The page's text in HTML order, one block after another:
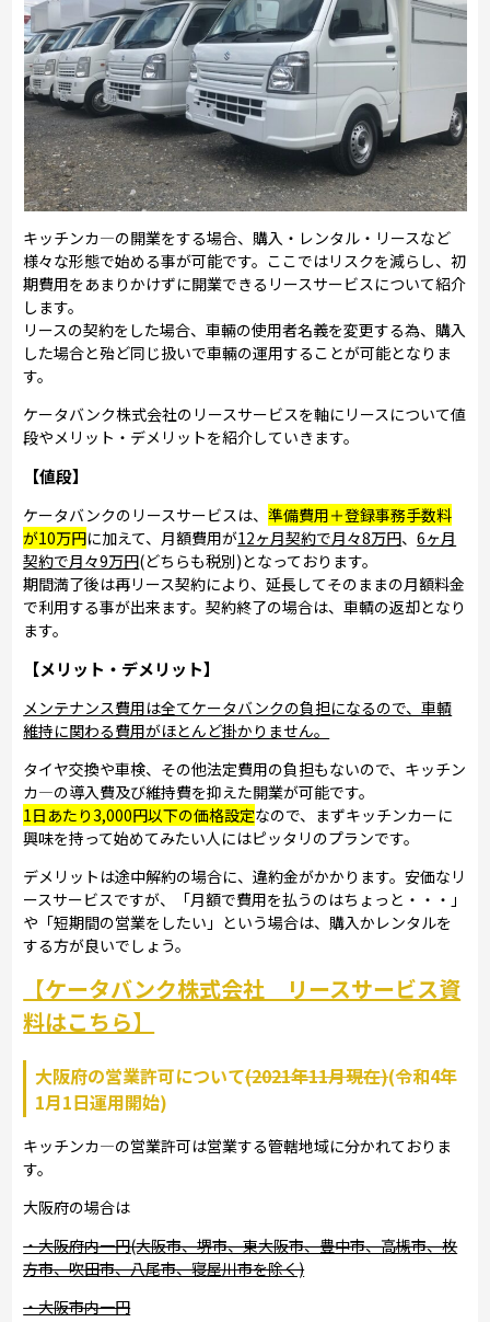
キッチンカ―の開業をする場合、購入・レンタル・リースなど
様々な形態で始める事が可能です。ここではリスクを減らし、初
期費用をあまりかけずに開業できるリースサービスについて紹介
します。
リースの契約をした場合、車輛の使用者名義を変更する為、購入
した場合と殆ど同じ扱いで車輛の運用することが可能となりま
す。
ケータバンク株式会社のリースサービスを軸にリースについて値
段やメリット・デメリットを紹介していきます。
【値段】
ケータバンクのリースサービスは、準備費用＋登録事務手数料
が10万円に加えて、月額費用が12ヶ月契約で月々8万円、6ヶ月
契約で月々9万円(どちらも税別)となっております。
期間満了後は再リース契約により、延長してそのままの月額料金
で利用する事が出来ます。契約終了の場合は、車輌の返却となり
ます。
【メリット・デメリット】
メンテナンス費用は全てケータバンクの負担になるので、車輌
維持に関わる費用がほとんど掛かりません。
タイヤ交換や車検、その他法定費用の負担もないので、キッチン
カ―の導入費及び維持費を抑えた開業が可能です。
1日あたり3,000円以下の価格設定なので、まずキッチンカーに
興味を持って始めてみたい人にはピッタリのプランです。
デメリットは途中解約の場合に、違約金がかかります。安価なリ
ースサービスですが、「月額で費用を払うのはちょっと・・・」
や「短期間の営業をしたい」という場合は、購入かレンタルを
する方が良いでしょう。
【ケータバンク株式会社 リースサービス資
料はこちら】
大阪府の営業許可について(2021年11月現在)(令和4年
1月1日運用開始)
キッチンカ―の営業許可は営業する管轄地域に分かれておりま
す。
大阪府の場合は
・大阪府内一円(大阪市、堺市、東大阪市、豊中市、高槻市、枚
方市、吹田市、八尾市、寝屋川市を除く)
・大阪市内一円